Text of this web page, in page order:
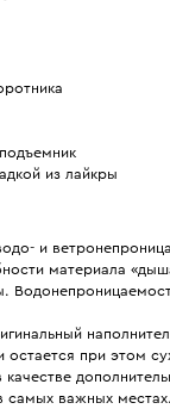
из лайкры
и
материала
остается при этом
самых важных